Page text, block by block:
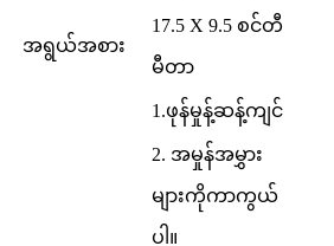
အရွယ်အစား
17.5 X 9.5 စင်တီ
မီတာ
1.ဖုန်မှုန့်ဆန့်ကျင်
2. အမှုန်အမွှား
များကိုကာကွယ်
ပါ။